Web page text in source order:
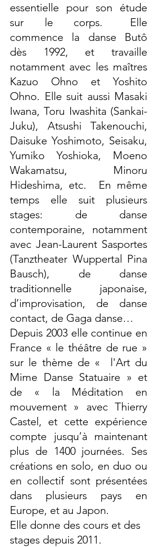
essentielle pour son étude
sur le corps. Elle
commence la danse Butô
dès 1992, et travaille
notamment avec les maîtres
Kazuo Ohno et Yoshito
Ohno. Elle suit aussi Masaki
Iwana, Toru Iwashita (Sankai-
Juku), Atsushi Takenouchi,
Daisuke Yoshimoto, Seisaku,
Yumiko Yoshioka, Moeno
Wakamatsu, Minoru
Hideshima, etc. En même
temps elle suit plusieurs
stages: de danse
contemporaine, notamment
avec Jean-Laurent Sasportes
(Tanztheater Wuppertal Pina
Bausch), de danse
traditionnelle japonaise,
d’improvisation, de danse
contact, de Gaga danse…
Depuis 2003 elle continue en
France « le théâtre de rue »
sur le thème de « l'Art du
Mime Danse Statuaire » et
de « la Méditation en
mouvement » avec Thierry
Castel, et cette expérience
compte jusqu’à maintenant
plus de 1400 journées. Ses
créations en solo, en duo ou
en collectif sont présentées
dans plusieurs pays en
Europe, et au Japon.
Elle donne des cours et des
stages depuis 2011.